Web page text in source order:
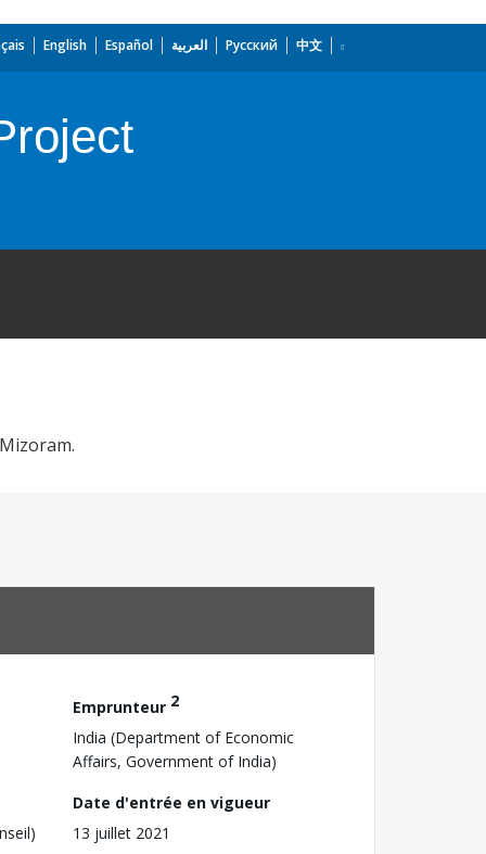
English Español العربية Русский 中文
Emprunteur 2
India (Department of Economic
Affairs, Government of India)
Date d'entrée en vigueur
13 juillet 2021